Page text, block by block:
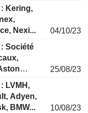
Kering,
Nexi...
04/10/23
Société
25/08/23
LVMH,
Adyen,
BMW...
10/08/23